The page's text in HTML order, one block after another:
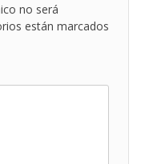
no será
están marcados